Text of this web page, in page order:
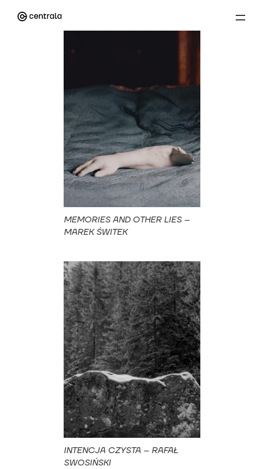
MEMORIES AND OTHER LIES –
MAREK ŚWITEK
INTENCJA CZYSTA – RAFAŁ
SWOSIŃSKI